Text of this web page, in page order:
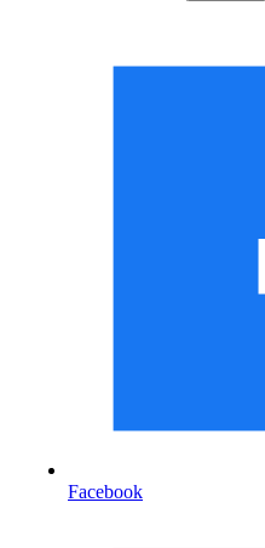
Facebook